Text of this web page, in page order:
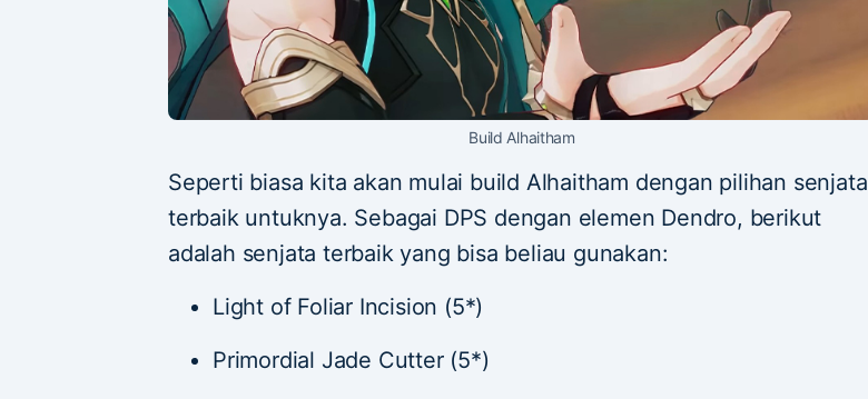
Build Alhaitham
Seperti biasa kita akan mulai build Alhaitham dengan pilihan senjata
terbaik untuknya. Sebagai DPS dengan elemen Dendro, berikut
adalah senjata terbaik yang bisa beliau gunakan:
Light of Foliar Incision (5*)
Primordial Jade Cutter (5*)